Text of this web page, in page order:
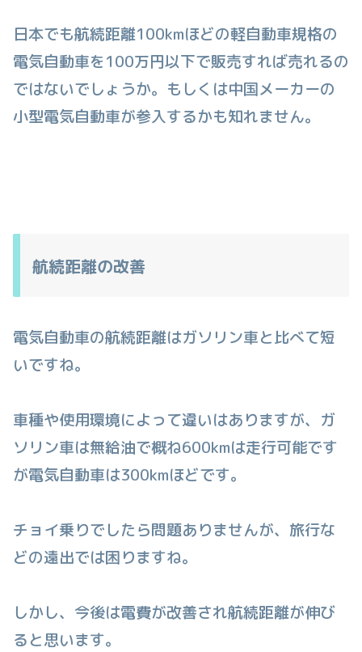
日本でも航続距離100kmほどの軽自動車規格の
電気自動車を100万円以下で販売すれば売れるの
ではないでしょうか。もしくは中国メーカーの
小型電気自動車が参入するかも知れません。
航続距離の改善
電気自動車の航続距離はガソリン車と比べて短
いですね。
車種や使用環境によって違いはありますが、ガ
ソリン車は無給油で概ね600kmは走行可能です
が電気自動車は300kmほどです。
チョイ乗りでしたら問題ありませんが、旅行な
どの遠出では困りますね。
しかし、今後は電費が改善され航続距離が伸び
ると思います。